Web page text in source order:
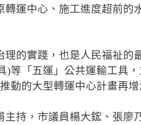
轉運中心、施工進度超前
的實踐，也是人民福祉
)等「五運」公共運輸工具
動的大型轉運中心計畫再
主持，市議員楊大鋐、張